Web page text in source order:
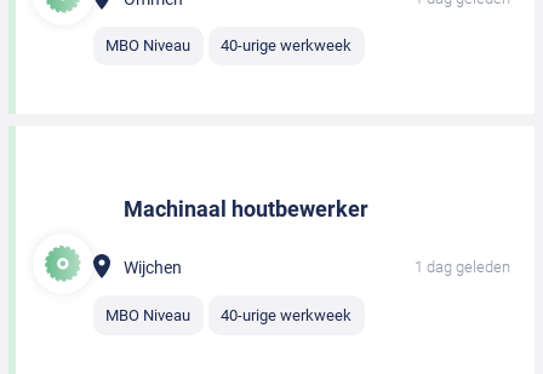
MBO Niveau 40-urige werkweek
Machinaal houtbewerker
Wijchen 1 dag geleden
MBO Niveau 40-urige werkweek